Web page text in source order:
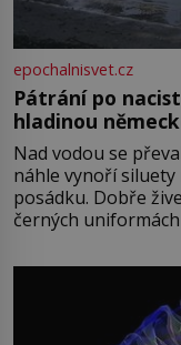
epochalnisvet.cz
Pátrání po
hladinou
Nad vodou se
náhle vynoří
posádku. Dobře
černých
přízračná scéna
světová válka se